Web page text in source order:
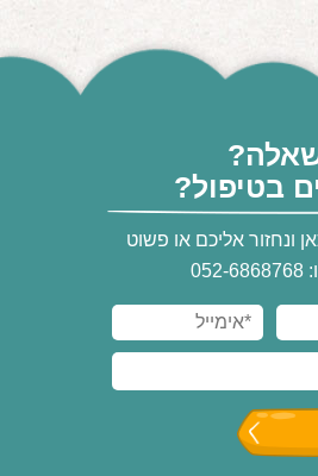
בטיפול?
ונחזור אליכם או פשוט